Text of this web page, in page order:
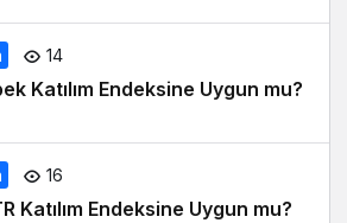
14
Katılım Endeksine Uygun mu?
16
Katılım Endeksine Uygun mu?